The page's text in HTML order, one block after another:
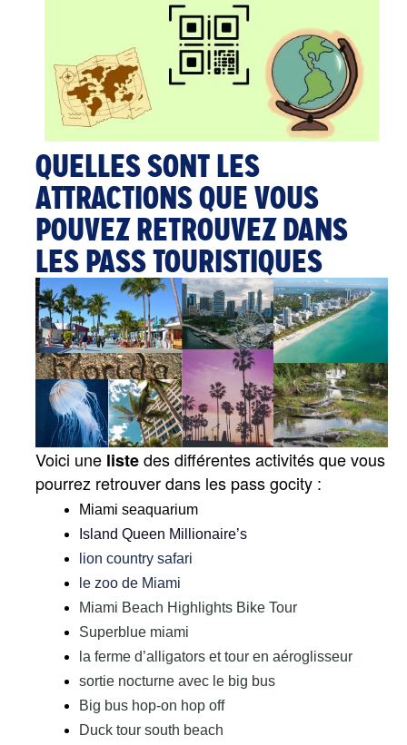
QUELLES SONT LES
ATTRACTIONS QUE VOUS
POUVEZ RETROUVEZ DANS
LES PASS TOURISTIQUES
Voici une liste des différentes activités que vous
pourrez retrouver dans les pass gocity :
Miami seaquarium
Island Queen Millionaire’s
lion country safari
le zoo de Miami
Miami Beach Highlights Bike Tour
Superblue miami
la ferme d’alligators et tour en aéroglisseur
sortie nocturne avec le big bus
Big bus hop-on hop off
Duck tour south beach